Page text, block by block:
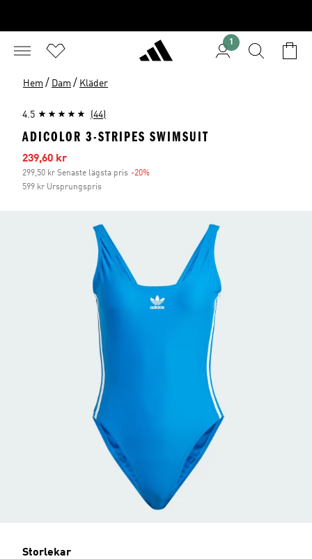
1
Hem / Dam / Kläder
4.5 (44)
ADICOLOR 3-STRIPES SWIMSUIT
Reapris
239,60 kr
299,50 kr Senaste lägsta pris -20%
599 kr Ursprungspris
Storlekar